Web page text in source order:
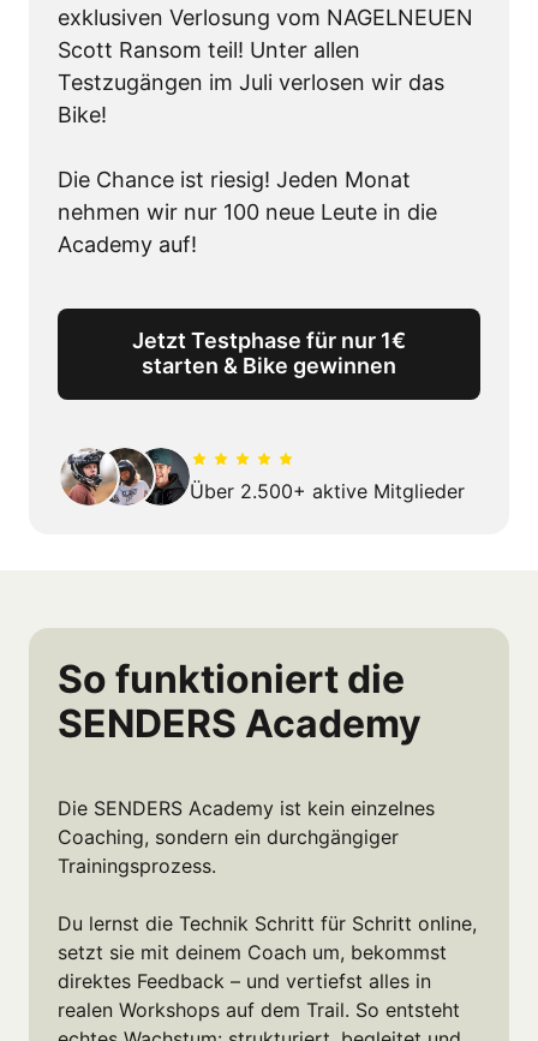
exklusiven Verlosung vom NAGELNEUEN
Scott Ransom teil! Unter allen
Testzugängen im Juli verlosen wir das
Bike!
Die Chance ist riesig! Jeden Monat
nehmen wir nur 100 neue Leute in die
Academy auf!
Jetzt Testphase für nur 1€
starten & Bike gewinnen
Über 2.500+ aktive Mitglieder
So funktioniert die
SENDERS Academy
Die SENDERS Academy ist kein einzelnes
Coaching, sondern ein durchgängiger
Trainingsprozess.
Du lernst die Technik Schritt für Schritt online,
setzt sie mit deinem Coach um, bekommst
direktes Feedback – und vertiefst alles in
realen Workshops auf dem Trail. So entsteht